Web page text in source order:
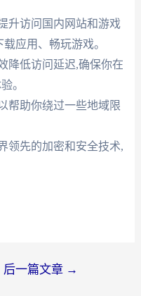
升访问国内网站和游戏
应用、畅玩游戏。
降低访问延迟,确保你在
。
帮助你绕过一些地域限
领先的加密和安全技术,
后一篇文章 →